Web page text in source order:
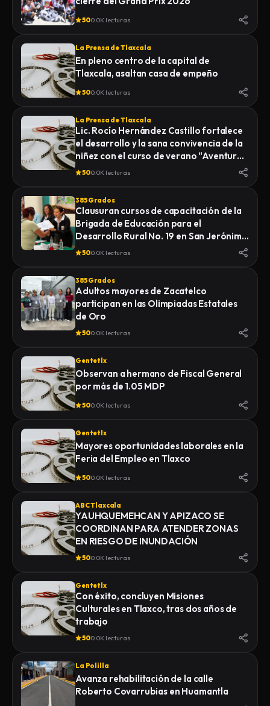
500.0K lecturas
La Prensa de Tlaxcala
En pleno centro de la capital de
Tlaxcala, asaltan casa de empeño
500.0K lecturas
La Prensa de Tlaxcala
Lic. Rocío Hernández Castillo fortalece
el desarrollo y la sana convivencia de la
niñez con el curso de verano “Aventuras
Diferentes”.
500.0K lecturas
385 Grados
Clausuran cursos de capacitación de la
Brigada de Educación para el
Desarrollo Rural No. 19 en San Jerónimo
Zacualpan
500.0K lecturas
385 Grados
Adultos mayores de Zacatelco
participan en las Olimpiadas Estatales
de Oro
500.0K lecturas
Gentetlx
Observan a hermano de Fiscal General
por más de 1.05 MDP
500.0K lecturas
Gentetlx
Mayores oportunidades laborales en la
Feria del Empleo en Tlaxco
500.0K lecturas
ABC Tlaxcala
YAUHQUEMEHCAN Y APIZACO SE
COORDINAN PARA ATENDER ZONAS
EN RIESGO DE INUNDACIÓN
500.0K lecturas
Gentetlx
Con éxito, concluyen Misiones
Culturales en Tlaxco, tras dos años de
trabajo
500.0K lecturas
La Polilla
Avanza rehabilitación de la calle
Roberto Covarrubias en Huamantla